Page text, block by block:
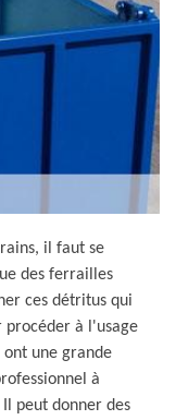
il faut se
des ferrailles
ces détritus qui
à l'usage
ont une grande
à
peut donner des